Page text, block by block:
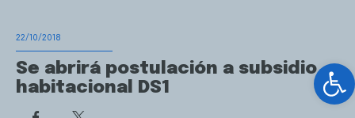
22/10/2018
Se abrirá postulación a subsidio
habitacional DS1